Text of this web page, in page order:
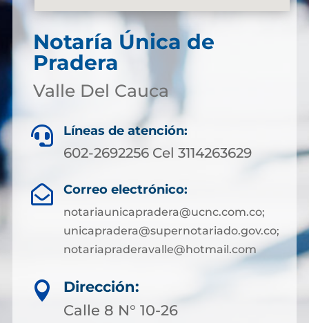
Notaría Única de
Pradera
Valle Del Cauca
 Líneas de atención:
602-2692256 Cel 3114263629
 Correo electrónico:
notariaunicapradera@ucnc.com.co;
unicapradera@supernotariado.gov.co;
notariapraderavalle@hotmail.com

Dirección:
Calle 8 N° 10-26